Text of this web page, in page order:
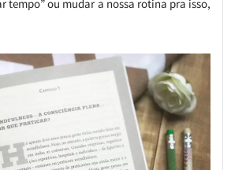
tempo” ou mudar a nossa rotina pra isso,